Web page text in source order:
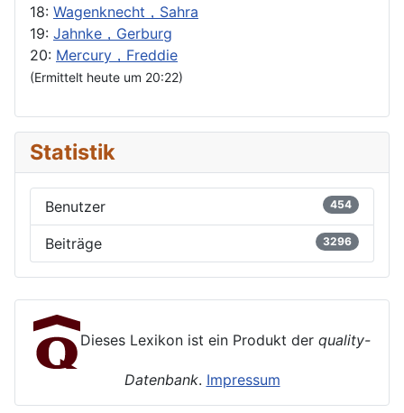
18: Wagenknecht，Sahra
19: Jahnke，Gerburg
20: Mercury，Freddie
(Ermittelt heute um 20:22)
Statistik
Benutzer 454
Beiträge 3296
Dieses Lexikon ist ein Produkt der quality-
Datenbank. Impressum